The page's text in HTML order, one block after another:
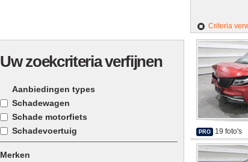
Uw zoekcriteria verfijnen
Aanbiedingen types
Schadewagen
Schade motorfiets
Schadevoertuig
Merken
Criteria
PRO 19 foto's